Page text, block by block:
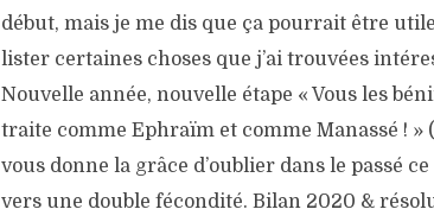
début, mais je me dis que ça pourrait être
lister certaines choses que j’ai trouvées
Nouvelle année, nouvelle étape « Vous les
traite comme Ephraïm et comme Manassé ! »
vous donne la grâce d’oublier dans le passé
vers une double fécondité. Bilan 2020 &